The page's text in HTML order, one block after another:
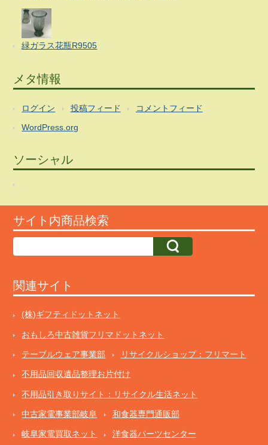
緑ガラス花瓶R9505
メタ情報
ログイン 投稿フィード コメントフィード
WordPress.org
ソーシャル
サイト内商品検索
関連サイト
(株)ギフティドットネット
おもしろ中古雑貨フリマドットネット
テーブルウェア事業部 リサイクルショップ：フリマート
不用品回収遺品整理お片付け
不用品引き取りサイト：リサイクル生活ネット
中古家電事業部岐阜 和食器専門通販部
岐阜家電買取ネット 洋食器パーツセンター